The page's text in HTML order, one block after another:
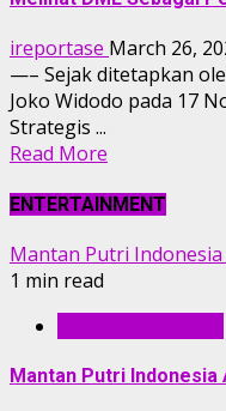
ireportase March 26,
—– Sejak ditetapkan
Joko Widodo pada 17
Strategis ...
Read More
ENTERTAINMENT
Mantan Putri Indonesia
1 min read
Mantan Putri Indonesia